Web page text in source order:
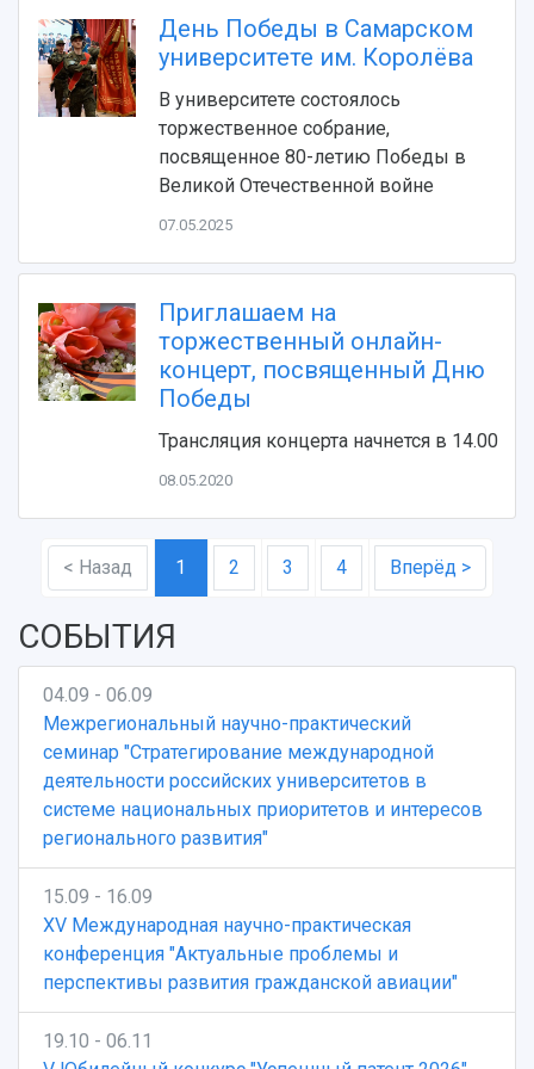
Кампус
3D-тур по университету
Музеи
Учебный аэродром
Центр истории авиационных двигателей
Международный межвузовский кампус
Сведения об образовательной организации
Официальные документы
Противодействие COVID-19
Журналы Самарского университета
Научные конференции
Патенты
Публикации и издания
Отчеты о проведенных конференциях
День Победы в Самарском
университете им. Королёва
В университете состоялось
торжественное собрание,
посвященное 80-летию Победы в
Великой Отечественной войне
07.05.2025
Приглашаем на
торжественный онлайн-
концерт, посвященный Дню
Победы
Трансляция концерта начнется в 14.00
08.05.2020
< Назад 1 2 3 4 Вперёд >
СОБЫТИЯ
04.09 - 06.09
Межрегиональный научно-практический
семинар "Стратегирование международной
деятельности российских университетов в
системе национальных приоритетов и интересов
регионального развития"
15.09 - 16.09
XV Международная научно-практическая
конференция "Актуальные проблемы и
перспективы развития гражданской авиации"
19.10 - 06.11